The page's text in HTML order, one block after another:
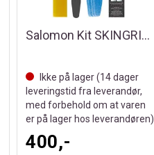
Salomon Kit SKINGRIP 44cm
Ikke på lager (14dager
leveringstid fra leverandør,
med forbehold om at varen
er på lager hos leverandøren)
400,-